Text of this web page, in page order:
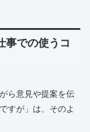
事での使うコ
ら意見や提案を伝
すが」は、そのよ